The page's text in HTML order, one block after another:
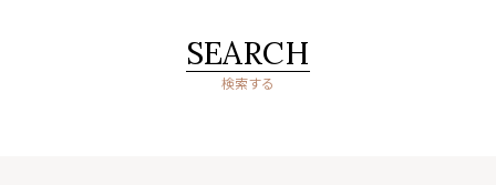
国際文化会館についてSEARCH
検索する